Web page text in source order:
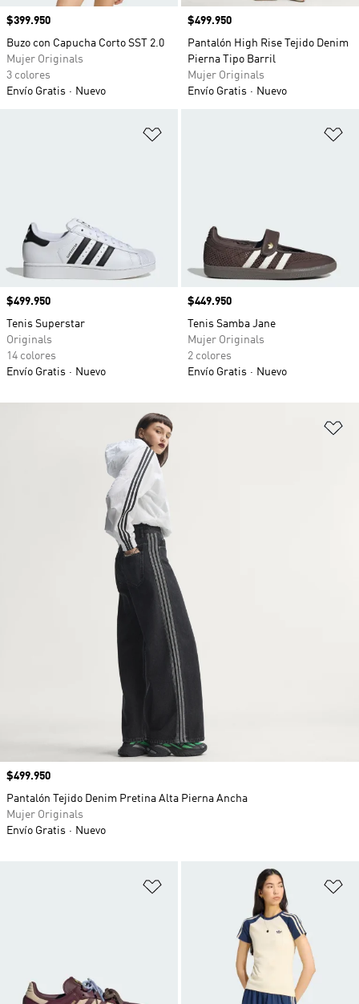
Precio
$399.950
Buzo con Capucha Corto SST 2.0
Mujer Originals
3 colores
Envío Gratis
Nuevo
Precio
$499.950
Pantalón High Rise Tejido Denim
Pierna Tipo Barril
Mujer Originals
Envío Gratis
Nuevo
Precio
$499.950
Tenis Superstar
Originals
14 colores
Envío Gratis
Nuevo
Precio
$449.950
Tenis Samba Jane
Mujer Originals
2 colores
Envío Gratis
Nuevo
Añadir a la lista de deseos
Precio
$499.950
Pantalón Tejido Denim Pretina Alta Pierna Ancha
Mujer Originals
Envío Gratis
Nuevo